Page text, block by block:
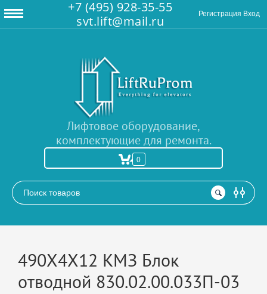
+7 (495) 928-35-55
svt.lift@mail.ru
Регистрация Вход
Лифтовое оборудование,
комплектующие для ремонта.
0
490Х4Х12 КМЗ Блок
отводной 830.02.00.033П-03